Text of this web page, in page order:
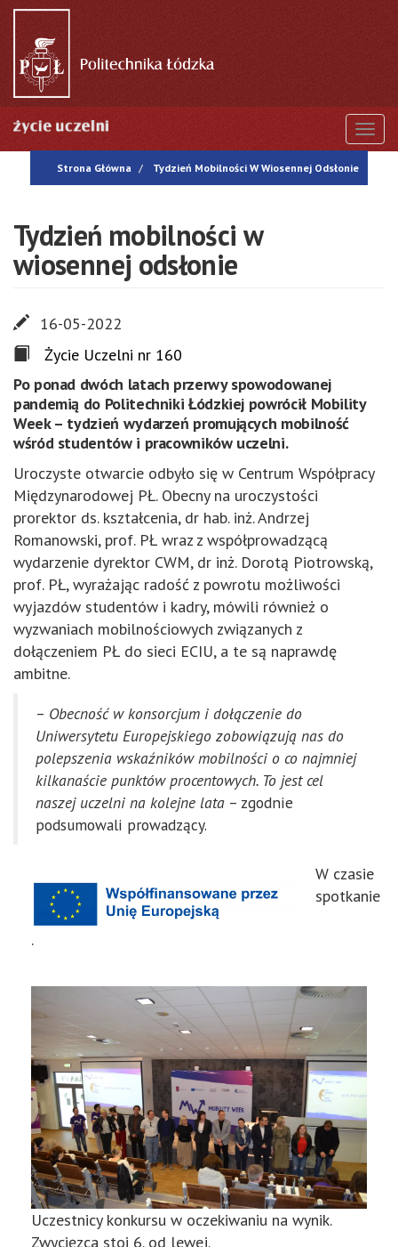
Przejdź
treści
Strona Główna Tydzień Mobilności W Wiosennej Odsłonie
Tydzień mobilności w
wiosennej odsłonie
16-05-2022
Życie Uczelni nr 160
Po ponad dwóch latach przerwy spowodowanej
pandemią do Politechniki Łódzkiej powrócił Mobility
Week – tydzień wydarzeń promujących mobilność
wśród studentów i pracowników uczelni.
Uroczyste otwarcie odbyło się w Centrum Współpracy
Międzynarodowej PŁ. Obecny na uroczystości
prorektor ds. kształcenia, dr hab. inż. Andrzej
Romanowski, prof. PŁ wraz z współprowadzącą
wydarzenie dyrektor CWM, dr inż. Dorotą Piotrowską,
prof. PŁ, wyrażając radość z powrotu możliwości
wyjazdów studentów i kadry, mówili również o
wyzwaniach mobilnościowych związanych z
dołączeniem PŁ do sieci ECIU, a te są naprawdę
ambitne.
– Obecność w konsorcjum i dołączenie do
Uniwersytetu Europejskiego zobowiązują nas do
polepszenia wskaźników mobilności o co najmniej
kilkanaście punktów procentowych. To jest cel
naszej uczelni na kolejne lata – zgodnie
podsumowali prowadzący.
.
Uczestnicy konkursu w oczekiwaniu na wynik.
Zwycięzca stoi 6. od lewej.
W czasie
spotkanie